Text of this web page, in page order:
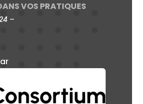
VOS PRATIQUES
–